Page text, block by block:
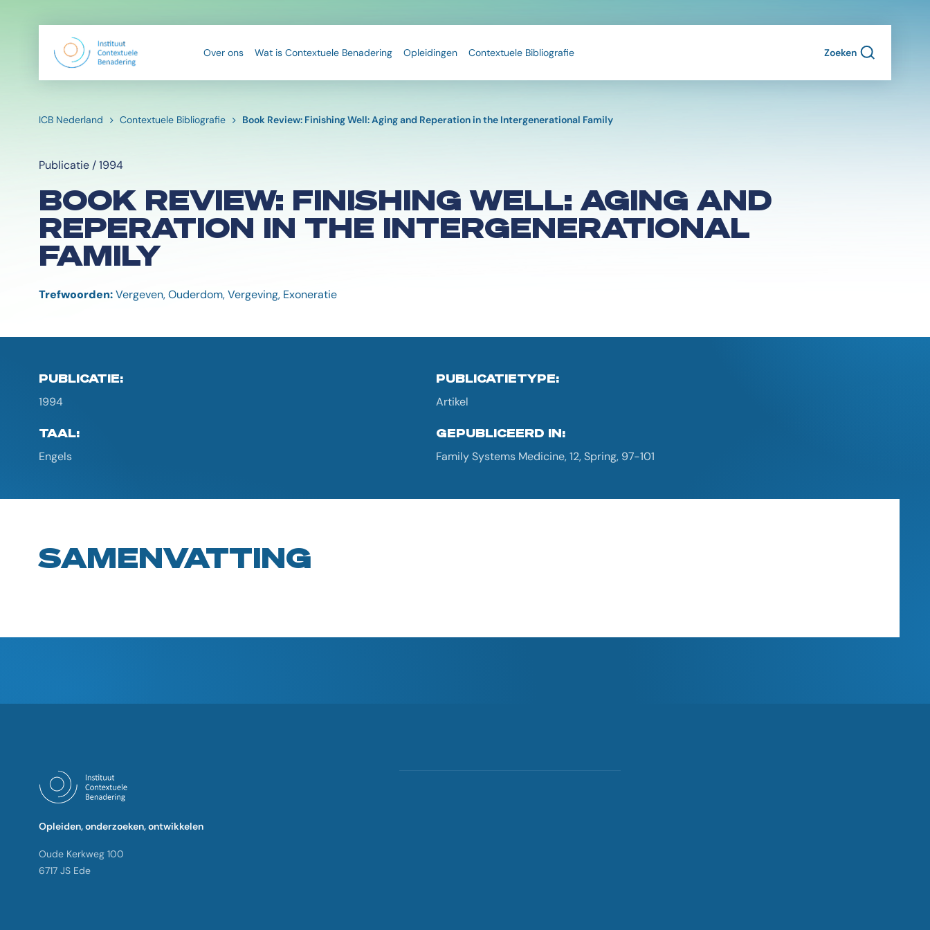
Over ons Wat is Contextuele Benadering Opleidingen Contextuele Bibliografie Zoeken
ICB Nederland Contextuele Bibliografie Book Review: Finishing Well: Aging and Reperation in the Intergenerational Family
Publicatie / 1994
BOOK REVIEW: FINISHING WELL: AGING AND
REPERATION IN THE INTERGENERATIONAL
FAMILY
Trefwoorden:Vergeven, Ouderdom, Vergeving, Exoneratie
PUBLICATIE:
1994
PUBLICATIETYPE:
Artikel
TAAL:
Engels
GEPUBLICEERD IN:
Family Systems Medicine, 12, Spring, 97-101
SAMENVATTING
Opleiden, onderzoeken, ontwikkelen
Oude Kerkweg 100
6717 JS Ede